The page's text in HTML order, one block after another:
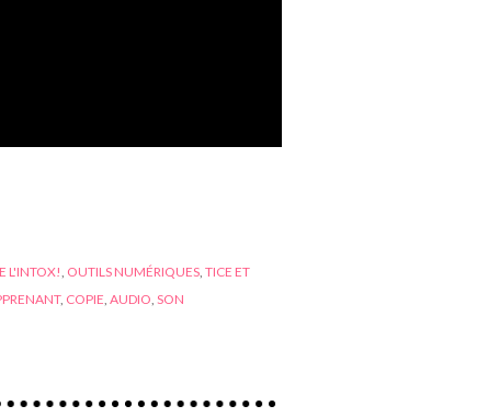
L'INTOX! OUTILS NUMÉRIQUES TICE ET
, COPIE AUDIO SON